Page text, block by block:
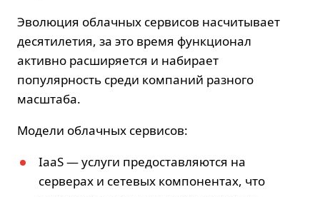
Эволюция облачных сервисов насчитывает
десятилетия, за это время функционал
активно расширяется и набирает
популярность среди компаний разного
масштаба.
Модели облачных сервисов:
IaaS — услуги предоставляются на
серверах и сетевых компонентах, что